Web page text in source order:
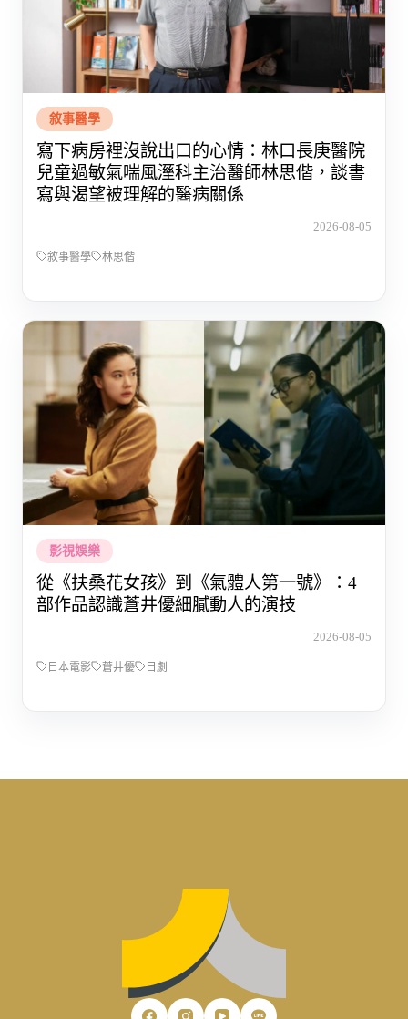
敘事醫學
寫下病房裡沒說出口的心情：林口長庚醫院
兒童過敏氣喘風溼科主治醫師林思偕，談書
寫與渴望被理解的醫病關係
2026-08-05
敘事醫學 林思偕
影視娛樂
從《扶桑花女孩》到《氣體人第一號》：4
部作品認識蒼井優細膩動人的演技
2026-08-05
日本電影 蒼井優 日劇